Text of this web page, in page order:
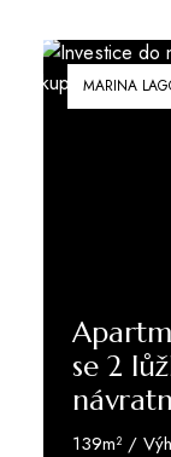
MARINA
se 2
139m² /